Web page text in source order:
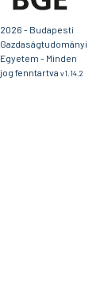
2026 - Budapesti
Gazdaságtudományi
Egyetem - Minden
jog fenntartva v1.14.2